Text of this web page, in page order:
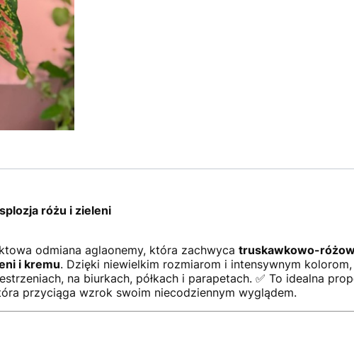
różu i zieleni
odmiana aglaonemy, która zachwyca truskawkowo-
i kremu. Dzięki niewielkim rozmiarom i intensywnym
na biurkach, półkach i parapetach. ✅ To idealna
przyciąga wzrok swoim niecodziennym wyglądem.